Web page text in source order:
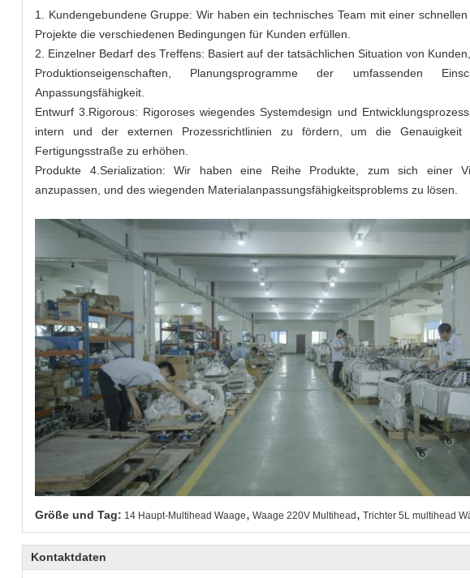
1. Kundengebundene Gruppe: Wir haben ein technisches Team mit einer
Projekte die verschiedenen Bedingungen für Kunden erfüllen.
2. Einzelner Bedarf des Treffens: Basiert auf der tatsächlichen Situation von
Produktionseigenschaften, Planungsprogramme der umfassenden
Anpassungsfähigkeit.
Entwurf 3.Rigorous: Rigoroses wiegendes Systemdesign und
intern und der externen Prozessrichtlinien zu fördern, um die
Fertigungsstraße zu erhöhen.
Produkte 4.Serialization: Wir haben eine Reihe Produkte, zum sich einer
anzupassen, und des wiegenden Materialanpassungsfähigkeitsproblems zu lösen.
Größe und Tag: 14 Haupt-Multihead Waage, Waage 220V Multihead, Trichter 5L multihead
Kontaktdaten